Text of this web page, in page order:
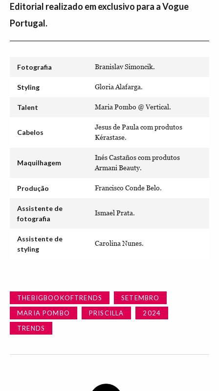
Editorial realizado em exclusivo para a Vogue
Portugal.
Fotografia Branislav Simoncik.
Styling Gloria Alafarga.
Talent Maria Pombo @ Vertical.
Cabelos
Jesus de Paula com produtos
Kérastase.
Maquilhagem
Inés Castaños com produtos
Armani Beauty.
Produção Francisco Conde Belo.
Assistente de
fotografia
Ismael Prata.
Assistente de
styling
Carolina Nunes.
THEBIGBOOKOFTRENDS
SETEMBRO
MARIA POMBO
PRISCILLA
2024
TRENDS